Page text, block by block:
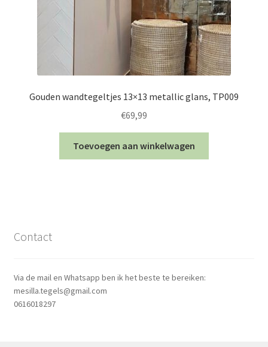
Gouden wandtegeltjes 13×13 metallic glans, TP009
€69,99
Toevoegen aan winkelwagen
Contact
Via de mail en Whatsapp ben ik het beste te bereiken:
mesilla.tegels@gmail.com
0616018297